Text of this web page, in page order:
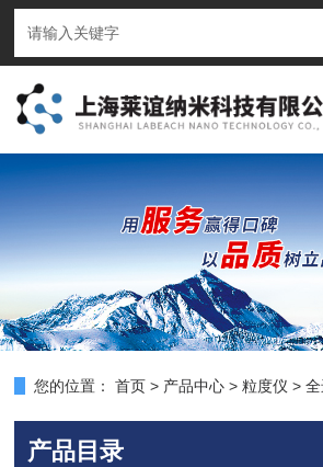
您的位置： 首页 > 产品中心 >粒度仪 >
产品目录